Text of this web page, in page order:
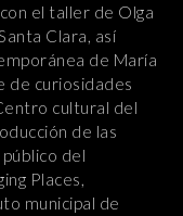
el taller de Olga
Clara, así
de María
de curiosidades
cultural del
de las
del
Places,
municipal de